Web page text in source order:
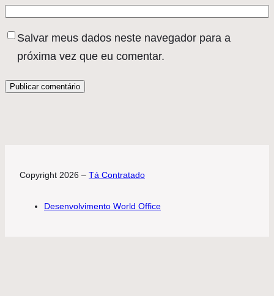
Salvar meus dados neste navegador para a
próxima vez que eu comentar.
Copyright 2026 – Tá Contratado
Desenvolvimento World Office